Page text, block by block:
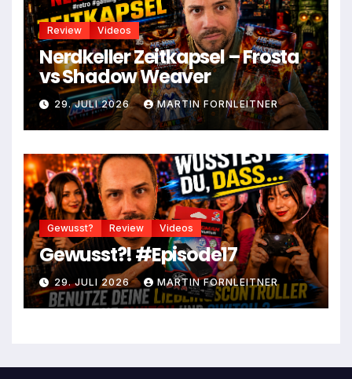
Review Videos
Nerdkeller Zeitkapsel – Frosta
vs Shadow Weaver
29. JULI 2026 MARTIN FORNLEITNER
Gewusst? Review Videos
Gewusst?! #Episode17
29. JULI 2026 MARTIN FORNLEITNER